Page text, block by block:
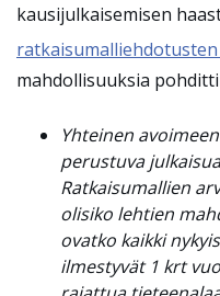
kausijulkaisemisen
mahdollisuuksia
Yhteinen
perustuva
Ratkaisumallien
olisiko lehtien
ovatko kaikki
ilmestyvät 1 krt